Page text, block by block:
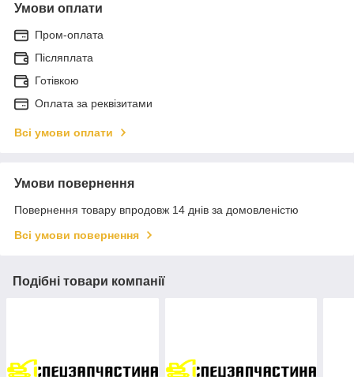
Умови оплати
Пром-оплата
Післяплата
Готівкою
Оплата за реквізитами
Всі умови оплати
Умови повернення
Повернення товару впродовж 14 днів за домовленістю
Всі умови повернення
Подібні товари компанії